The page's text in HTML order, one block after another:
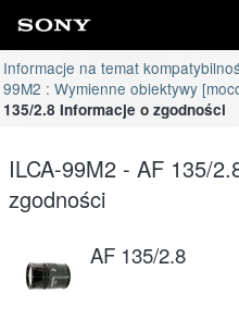
Informacje na temat
99M2 : Wymienne obiektywy
135/2.8 Informacje o zgodności
ILCA-99M2 - AF 135/
zgodności
AF 135/2.8